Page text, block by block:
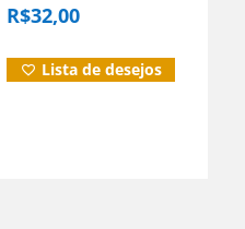
R$32,00
Lista de desejos